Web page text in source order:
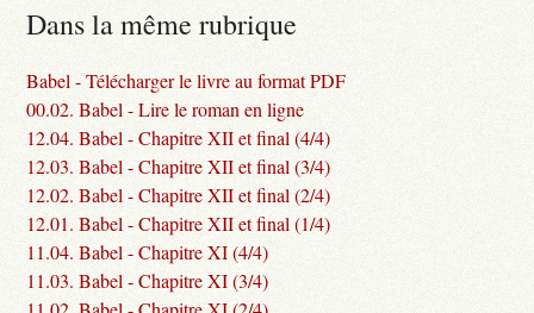
Dans la même rubrique
Babel - Télécharger le livre au format PDF
00.02. Babel - Lire le roman en ligne
12.04. Babel - Chapitre XII et final (4/4)
12.03. Babel - Chapitre XII et final (3/4)
12.02. Babel - Chapitre XII et final (2/4)
12.01. Babel - Chapitre XII et final (1/4)
11.04. Babel - Chapitre XI (4/4)
11.03. Babel - Chapitre XI (3/4)